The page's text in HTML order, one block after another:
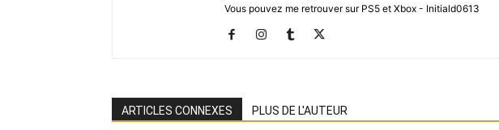
Vous pouvez me retrouver sur PS5 et Xbox - Initiald0613
ARTICLES CONNEXES PLUS DE L'AUTEUR